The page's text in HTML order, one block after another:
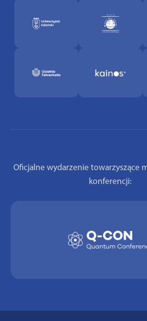
Oficjalne wydarzenie towarzyszące
konferencji: